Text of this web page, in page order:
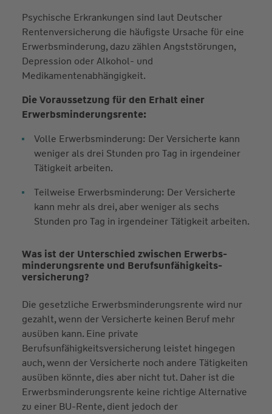
Psychische Erkrankungen sind laut Deutscher
Rentenversicherung die häufigste Ursache für eine
Erwerbsminderung, dazu zählen Angststörungen,
Depression oder Alkohol- und
Medikamentenabhängigkeit.
Die Voraussetzung für den Erhalt einer
Erwerbsminderungsrente:
Volle Erwerbsminderung: Der Versicherte kann
weniger als drei Stunden pro Tag in irgendeiner
Tätigkeit arbeiten.
Teilweise Erwerbsminderung: Der Versicherte
kann mehr als drei, aber weniger als sechs
Stunden pro Tag in irgendeiner Tätigkeit arbeiten.
Was ist der Unterschied zwischen Erwerbs­
minderungs­rente und Berufs­unfähigkeits­
versicherung?
Die gesetzliche Erwerbsminderungsrente wird nur
gezahlt, wenn der Versicherte keinen Beruf mehr
ausüben kann. Eine private
Berufsunfähigkeitsversicherung leistet hingegen
auch, wenn der Versicherte noch andere Tätigkeiten
ausüben könnte, dies aber nicht tut. Daher ist die
Erwerbsminderungsrente keine richtige Alternative
zu einer BU-Rente, dient jedoch der